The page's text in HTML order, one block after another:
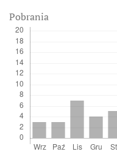
Pobrania